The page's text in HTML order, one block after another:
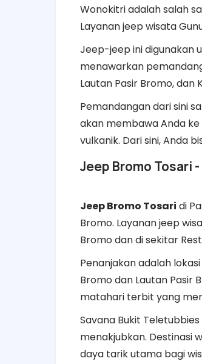
Wonokitri adalah salah
Layanan jeep wisata
Jeep-jeep ini digunakan
menawarkan
Lautan Pasir Bromo, dan
Pemandangan dari sini
akan membawa Anda
vulkanik. Dari sini, Anda
Jeep Bromo Tosari
Jeep Bromo Tosari di
Bromo. Layanan jeep
Bromo dan di sekitar
Penanjakan adalah
Bromo dan Lautan Pasir
matahari terbit yang
Savana Bukit
menakjubkan. Destinasi
daya tarik utama bagi